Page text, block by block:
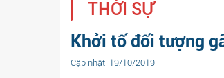
THỜI SỰ
Khởi tố đối tượng
Cập nhật: 19/10/2019